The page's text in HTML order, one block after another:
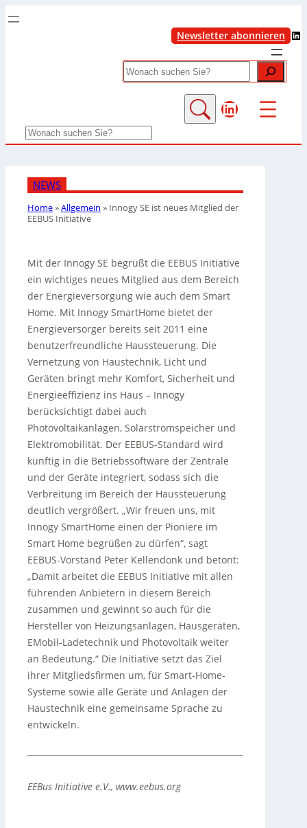
Newsletter abonnieren LinkedIn
Search
LinkedIn
Search
NEWS
Home»Allgemein » Innogy SE ist neues Mitglied der
EEBUS Initiative
Mit der Innogy SE begrüßt die EEBUS Initiative
ein wichtiges neues Mitglied aus dem Bereich
der Energieversorgung wie auch dem Smart
Home. Mit Innogy SmartHome bietet der
Energieversorger bereits seit 2011 eine
benutzerfreundliche Haussteuerung. Die
Vernetzung von Haustechnik, Licht und
Geräten bringt mehr Komfort, Sicherheit und
Energieeffizienz ins Haus – Innogy
berücksichtigt dabei auch
Photovoltaikanlagen, Solarstromspeicher und
Elektromobilität. Der EEBUS-Standard wird
künftig in die Betriebssoftware der Zentrale
und der Geräte integriert, sodass sich die
Verbreitung im Bereich der Haussteuerung
deutlich vergrößert. „Wir freuen uns, mit
Innogy SmartHome einen der Pioniere im
Smart Home begrüßen zu dürfen“, sagt
EEBUS-Vorstand Peter Kellendonk und betont:
„Damit arbeitet die EEBUS Initiative mit allen
führenden Anbietern in diesem Bereich
zusammen und gewinnt so auch für die
Hersteller von Heizungsanlagen, Hausgeräten,
EMobil-Ladetechnik und Photovoltaik weiter
an Bedeutung.“ Die Initiative setzt das Ziel
ihrer Mitgliedsfirmen um, für Smart-Home-
Systeme sowie alle Geräte und Anlagen der
Haustechnik eine gemeinsame Sprache zu
entwickeln.
EEBus Initiative e.V., www.eebus.org